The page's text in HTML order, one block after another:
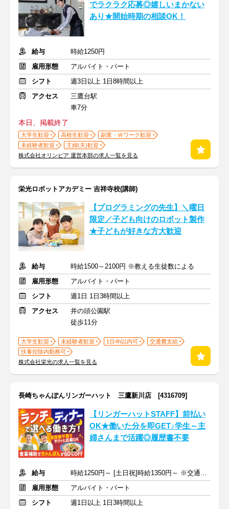
でラクラク応募◎嬉しいまかない
あり★開始時期の相談OK！
給与
時給1250円
雇用形態
アルバイト・パート
シフト
週3日以上 1日8時間以上
アクセス
三鷹台駅
車7分
本日、掲載終了
大学生歓迎 高校生歓迎
副業・Ｗワーク歓迎
未経験者歓迎
主婦(夫)歓迎
株式会社オリンピア 運営本部の求人一覧を見る
栄光ロボットアカデミー 吉祥寺校(講師)
【プログラミングの先生】＼曜日
限定／子ども向けのロボット製作
★子どもが好きな方大歓迎
給与
時給1500～2100円 ※教える生徒数による
雇用形態
アルバイト・パート
シフト
週1日 1日3時間以上
アクセス
井の頭公園駅
徒歩11分
大学生歓迎 未経験者歓迎 1日4h以内可
交通費支給
扶養控除内勤務可
株式会社栄光の求人一覧を見る
長崎ちゃんぽんリンガーハット 三鷹新川店 [4316709]
【リンガーハットSTAFF】前払い
OK★働いた分を即GET♪学生～主
婦さんまで活躍◎履歴書不要
給与
時給1250円～ [土日祝]時給1350円～ ※交通費全額支給
雇用形態
アルバイト・パート
シフト
週1日以上 1日3時間以上